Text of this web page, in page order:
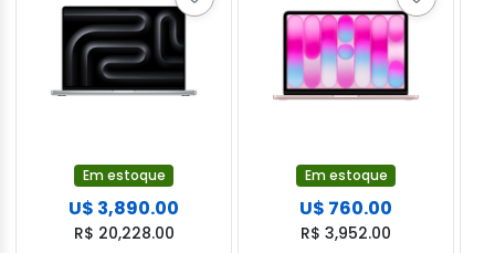
Em estoque
U$ 3,890.00
R$ 20,228.00
Em estoque
U$ 760.00
R$ 3,952.00